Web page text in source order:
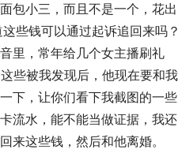
包小三，而且不是一个，花出
些钱可以通过起诉追回来吗？
里，常年给几个女主播刷礼
些被我发现后，他现在要和我
下，让你们看下我截图的一些
流水，能不能当做证据，我还
来这些钱，然后和他离婚。